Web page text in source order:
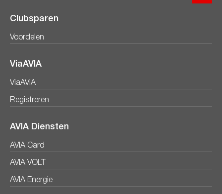
Clubsparen
Voordelen
ViaAVIA
ViaAVIA
Registreren
AVIA Diensten
AVIA Card
AVIA VOLT
AVIA Energie